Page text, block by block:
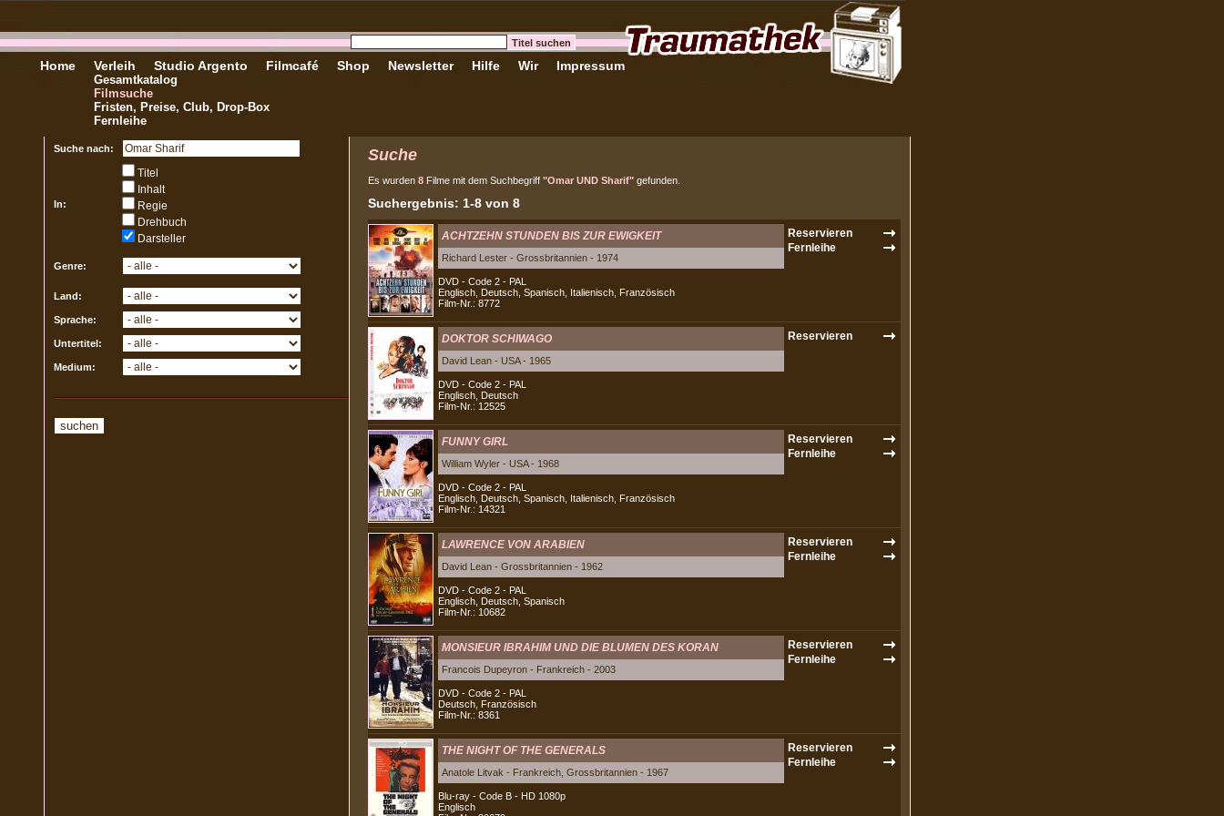
Home Verleih
Gesamtkatalog
Filmsuche
Fristen, Preise, Club, Drop-Box
Fernleihe
Studio Argento Filmcafé Shop Newsletter Hilfe Wir Impressum
Suche nach:
In:
Titel
Inhalt
Regie
Drehbuch
Darsteller
Genre:
Land:
Sprache:
Untertitel:
Medium:
Suche
Es wurden 8 Filme mit dem Suchbegriff "Omar UND Sharif" gefunden.
Suchergebnis: 1-8 von 8
ACHTZEHN STUNDEN BIS ZUR EWIGKEIT
Richard Lester - Grossbritannien - 1974
DVD - Code 2 - PAL
Englisch, Deutsch, Spanisch, Italienisch, Französisch
Film-Nr.: 8772
DOKTOR SCHIWAGO
David Lean - USA - 1965
DVD - Code 2 - PAL
Englisch, Deutsch
Film-Nr.: 12525
FUNNY GIRL
William Wyler - USA - 1968
DVD - Code 2 - PAL
Englisch, Deutsch, Spanisch, Italienisch, Französisch
Film-Nr.: 14321
LAWRENCE VON ARABIEN
David Lean - Grossbritannien - 1962
DVD - Code 2 - PAL
Englisch, Deutsch, Spanisch
Film-Nr.: 10682
MONSIEUR IBRAHIM UND DIE BLUMEN DES KORAN
Francois Dupeyron - Frankreich - 2003
DVD - Code 2 - PAL
Deutsch, Französisch
Film-Nr.: 8361
THE NIGHT OF THE GENERALS
Anatole Litvak - Frankreich, Grossbritannien - 1967
Blu-ray - Code B - HD 1080p
Englisch